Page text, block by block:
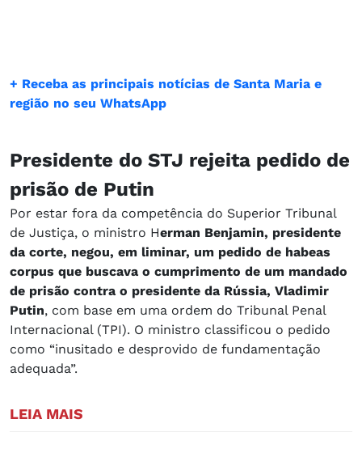
+ Receba as principais notícias de Santa Maria e
região no seu WhatsApp
Presidente do STJ rejeita pedido de
prisão de Putin
Por estar fora da competência do Superior Tribunal
de Justiça, o ministro Herman Benjamin, presidente
da corte, negou, em liminar, um pedido de habeas
corpus que buscava o cumprimento de um mandado
de prisão contra o presidente da Rússia, Vladimir
Putin, com base em uma ordem do Tribunal Penal
Internacional (TPI). O ministro classificou o pedido
como “inusitado e desprovido de fundamentação
adequada”.
LEIA MAIS